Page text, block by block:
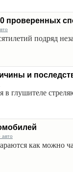
проверенных
подряд
и
в глушителе
авто
как можно